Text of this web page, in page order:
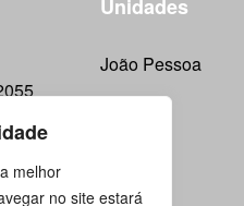
melhor
no site estará
Unidades
João Pessoa